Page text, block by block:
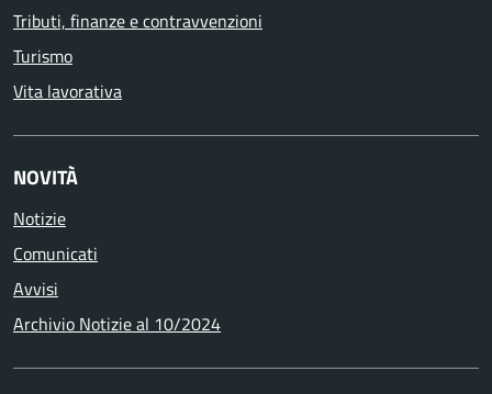
Tributi, finanze e contravvenzioni
Turismo
Vita lavorativa
NOVITÀ
Notizie
Comunicati
Avvisi
Archivio Notizie al 10/2024